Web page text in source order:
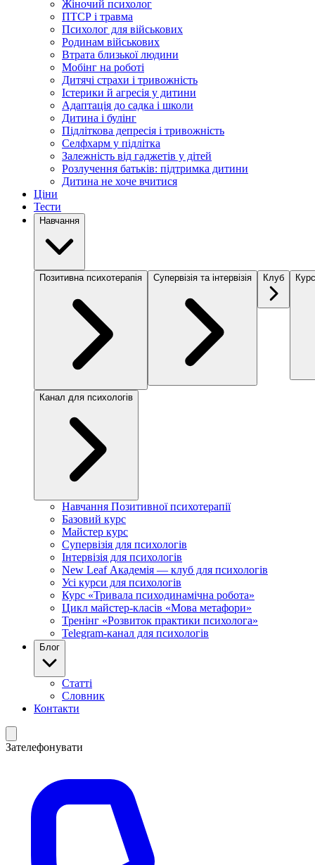
Жіночий психолог
ПТСР і травма
Психолог для військових
Родинам військових
Втрата близької людини
Мобінг на роботі
Дитячі страхи і тривожність
Істерики й агресія у дитини
Адаптація до садка і школи
Дитина і булінг
Підліткова депресія і тривожність
Селфхарм у підлітка
Залежність від гаджетів у дітей
Розлучення батьків: підтримка дитини
Дитина не хоче вчитися
Ціни
Тести
Навчання
Позитивна психотерапія Супервізія та інтервізія Клуб
Канал для психологів
Навчання Позитивної психотерапії
Базовий курс
Майстер курс
Супервізія для психологів
Інтервізія для психологів
New Leaf Академія — клуб для психологів
Усі курси для психологів
Курс «Тривала психодинамічна робота»
Цикл майстер-класів «Мова метафори»
Тренінг «Розвиток практики психолога»
Telegram-канал для психологів
Блог
Статті
Словник
Контакти
Зателефонувати